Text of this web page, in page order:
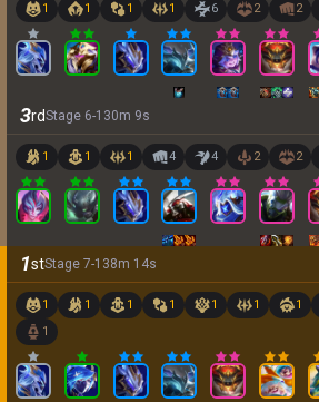
1 1 1 1 6 2 2
3rdStage 6-1 30m 9s
1 1 1 4 4 2 2
1stStage 7-1 38m 14s
1 1 1 1 1 1 1
1